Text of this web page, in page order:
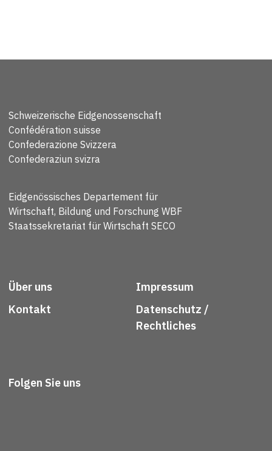
Schweizerische Eidgenossenschaft
Confédération suisse
Confederazione Svizzera
Confederaziun svizra
Eidgenössisches Departement für
Wirtschaft, Bildung und Forschung WBF
Staatssekretariat für Wirtschaft SECO
Über uns
Kontakt
Impressum
Datenschutz /
Rechtliches
Folgen Sie uns